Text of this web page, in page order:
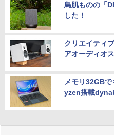
鳥肌ものの「
した！
クリエイティ
アオーディオ
メモリ32GB
yzen搭載